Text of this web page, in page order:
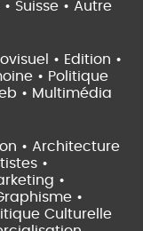
Suisse • Autre
• Edition •
• Politique
• Multimédia
• Architecture
•
•
•
Culturelle